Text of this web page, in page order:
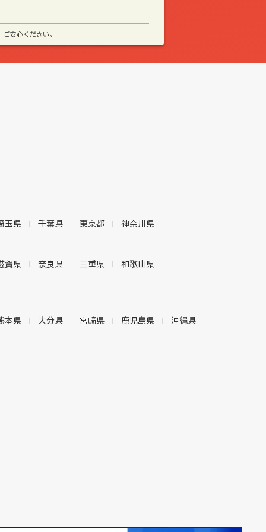
安心ください。
玉県 千葉県 東京都 神奈川県
賀県 奈良県 三重県 和歌山県
本県 大分県 宮崎県 鹿児島県 沖縄県